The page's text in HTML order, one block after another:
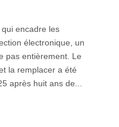
qui encadre les
électronique, un
pas entièrement. Le
la remplacer a été
après huit ans de...